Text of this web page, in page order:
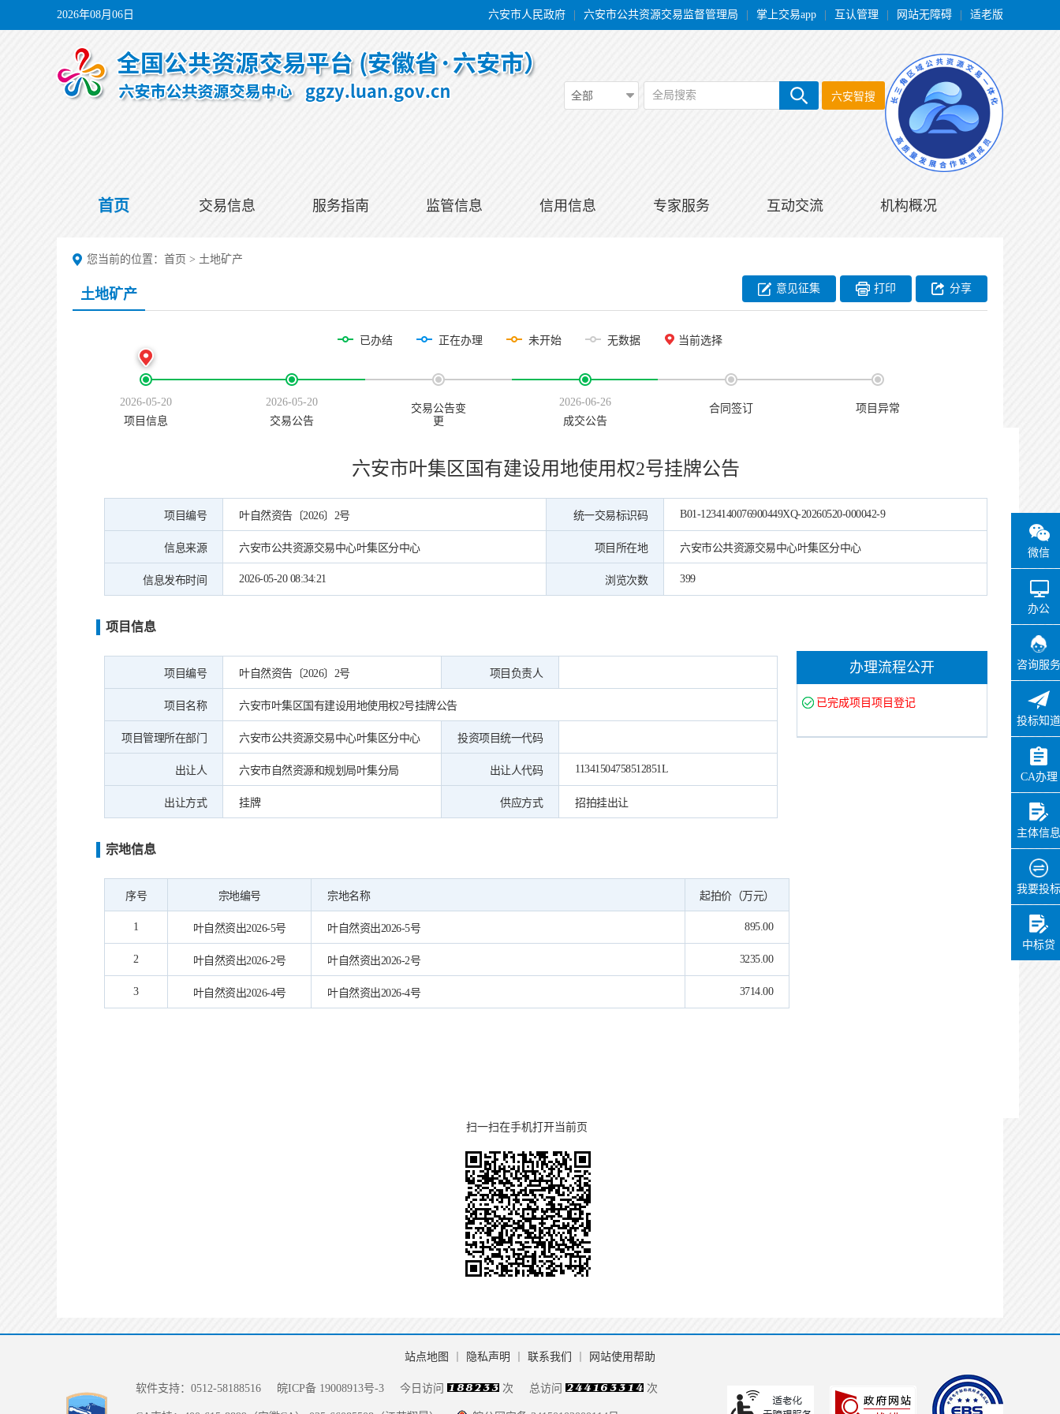
2026年08月06日 六安市人民政府 六安市公共资源交易监督管理局 掌上交易app 互认管理 网站无障碍 适老版
全部 全局搜索 六安智搜
首页 交易信息 服务指南 监管信息 信用信息 专家服务 互动交流 机构概况
微信
办公
咨询服务
投标知道
CA办理
主体信息
我要投标
中标贷
您当前的位置： 首页 > 土地矿产
土地矿产 意见征集 分享
打印
已办结 正在办理 未开始 无数据 当前选择
2026-05-20
项目信息
2026-05-20
交易公告
交易公告变
更
2026-06-26
成交公告
合同签订 项目异常
六安市叶集区国有建设用地使用权2号挂牌公告
项目编号 叶自然资告〔2026〕2号 统一交易标识码 B01-1234140076900449XQ-20260520-000042-9
信息来源 六安市公共资源交易中心叶集区分中心 项目所在地 六安市公共资源交易中心叶集区分中心
信息发布时间 2026-05-20 08:34:21 浏览次数 399
项目信息
项目编号 叶自然资告〔2026〕2号 项目负责人
项目名称 六安市叶集区国有建设用地使用权2号挂牌公告
项目管理所在部门 六安市公共资源交易中心叶集区分中心 投资项目统一代码
出让人 六安市自然资源和规划局叶集分局 出让人代码 11341504758512851L
出让方式 挂牌 供应方式 招拍挂出让
宗地信息
序号 宗地编号 宗地名称 起拍价（万元）
1 叶自然资出2026-5号 叶自然资出2026-5号 895.00
2 叶自然资出2026-2号 叶自然资出2026-2号 3235.00
3 叶自然资出2026-4号 叶自然资出2026-4号 3714.00
办理流程公开
已完成项目项目登记
扫一扫在手机打开当前页
站点地图 隐私声明 联系我们 网站使用帮助
软件支持：0512-58188516 皖ICP备 19008913号-3 今日访问 次 总访问 次